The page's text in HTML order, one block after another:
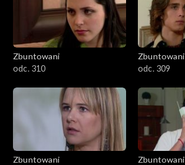
Zbuntowani
odc. 310
Zbuntowani
odc. 309
Zbuntowani
Zbuntowani